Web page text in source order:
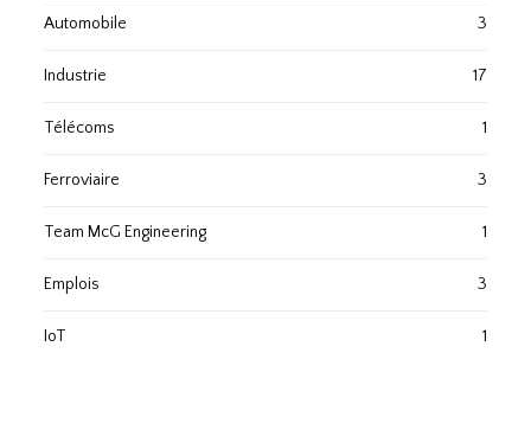
Automobile 3
Industrie 17
Télécoms 1
Ferroviaire 3
Team McG Engineering 1
Emplois 3
IoT 1